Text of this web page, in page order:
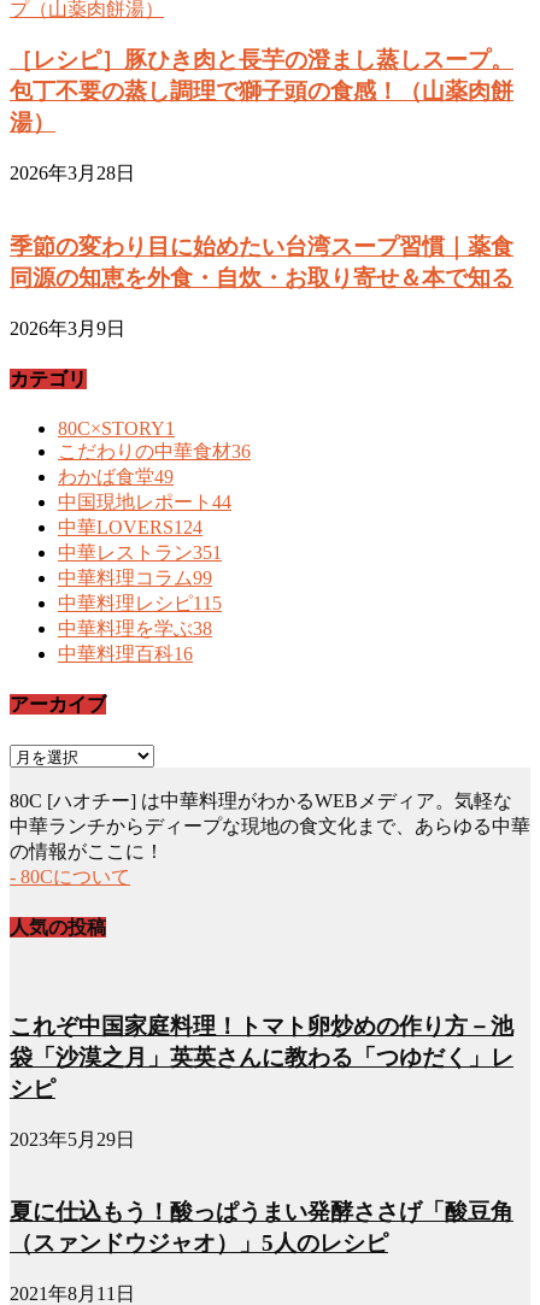
［レシピ］豚ひき肉と長芋の澄まし蒸しスープ。
包丁不要の蒸し調理で獅子頭の食感！（山薬肉餅
湯）
2026年3月28日
季節の変わり目に始めたい台湾スープ習慣｜薬食
同源の知恵を外食・自炊・お取り寄せ＆本で知る
2026年3月9日
カテゴリ
80C×STORY1
こだわりの中華食材36
わかば食堂49
中国現地レポート 44
中華LOVERS124
中華レストラン351
中華料理コラム99
中華料理レシピ115
中華料理を学ぶ38
中華料理百科16
アーカイブ
ア
カ
イ
ブ
80C [ハオチー] は中華料理がわかるWEBメディア。気軽な
中華ランチからディープな現地の食文化まで、あらゆる中華
の情報がここに！
- 80Cについて
人気の投稿
これぞ中国家庭料理！トマト卵炒めの作り方－池
袋「沙漠之月」英英さんに教わる「つゆだく」レ
シピ
2023年5月29日
夏に仕込もう！酸っぱうまい発酵ささげ「酸豆角
（スァンドウジャオ）」5人のレシピ
2021年8月11日